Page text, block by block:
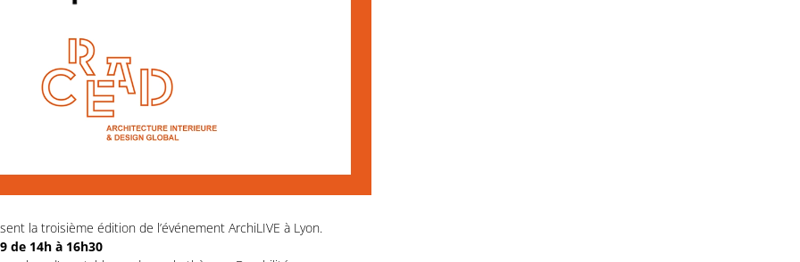
la troisième édition de l’événement ArchiLIVE à Lyon.
de 14h à 16h30